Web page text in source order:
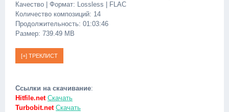
Качество | Формат: Lossless | FLAC
Количество композиций: 14
Продолжительность: 01:03:46
Размер: 739.49 MB
Ссылки на скачивание:
Hitfile.net Скачать
Turbobit.net Скачать